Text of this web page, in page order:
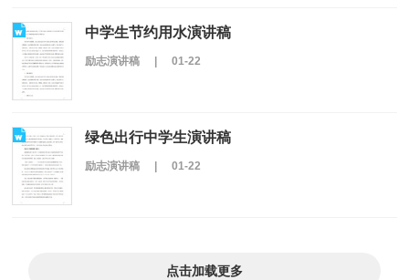
中学生节约用水演讲稿
励志演讲稿 | 01-22
绿色出行中学生演讲稿
励志演讲稿 | 01-22
点击加载更多